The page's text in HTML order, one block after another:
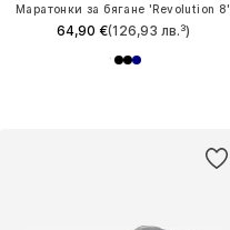
Маратонки за бягане 'Revolution 8'
64,90 €(126,93 лв.³)